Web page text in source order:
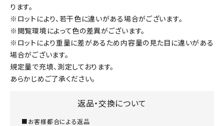
ります。
※ロットにより、若干色に違いがある場合がございます。
※閲覧環境によって色の差異がございます。
※ロットにより重量に差があるため内容量の見た目に違いがある
場合がございます。
規定量で充填、測定しております。
あらかじめご了承ください。
返品・交換について
■お客様都合による返品